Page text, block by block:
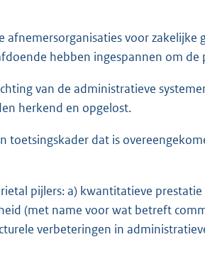
voor zakelijke
hebben ingespannen om
van de administratieve
herkend en opgelost.
toetsingskader dat is
pijlers: a) kwantitatieve
(met name voor wat betreft
verbeteringen in